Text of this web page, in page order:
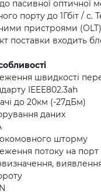
пасивної оптичної
порту до 1Гбіт / с.
пристроями
поставки входить
швидкості
IEEE802.3ah
до 20км (-27дБм)
даних
шторму
потоку на порт